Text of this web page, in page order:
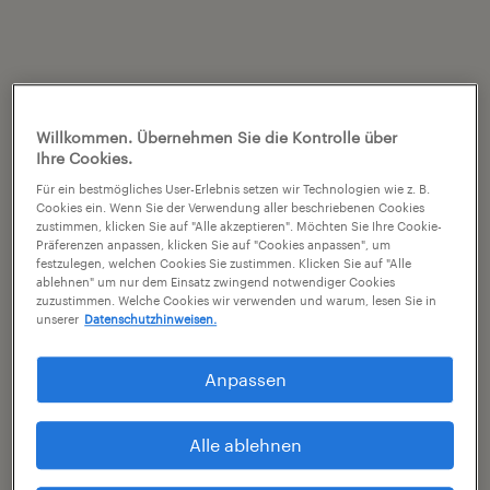
Willkommen. Übernehmen Sie die Kontrolle über
Ihre Cookies.
Für ein bestmögliches User-Erlebnis setzen wir Technologien wie z. B.
Cookies ein. Wenn Sie der Verwendung aller beschriebenen Cookies
zustimmen, klicken Sie auf "Alle akzeptieren". Möchten Sie Ihre Cookie-
Präferenzen anpassen, klicken Sie auf "Cookies anpassen", um
festzulegen, welchen Cookies Sie zustimmen. Klicken Sie auf "Alle
ablehnen" um nur dem Einsatz zwingend notwendiger Cookies
zuzustimmen. Welche Cookies wir verwenden und warum, lesen Sie in
unserer Datenschutzhinweisen.
Anpassen
Alle ablehnen